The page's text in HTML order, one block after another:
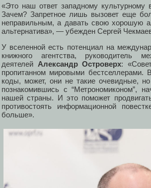
«Это наш ответ западному
Зачем? Запретное лишь вызовет еще
неправильным, а давать свою хорошую
альтернатива», — убежден Сергей
У вселенной есть потенциал на
книжного агентства, руководитель
деятелей Александр Островерх:
пропитанном мировыми бестселлерами.
коды, может, они не такие очевидные,
познакомившись с “Метрономиконом”,
нашей страны. И это поможет
противостоять информационной
больше».